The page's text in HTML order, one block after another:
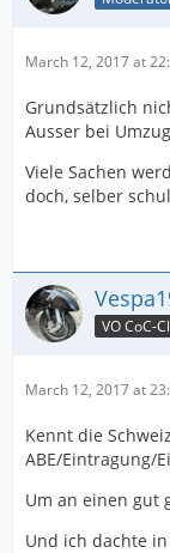
March 12, 2017 at
Grundsätzlich
Ausser bei
Viele Sachen
doch, selber
VO CoC-
March 12, 2017 at
Kennt die
ABE/Eintragung/
Um an einen gut
Und ich dachte